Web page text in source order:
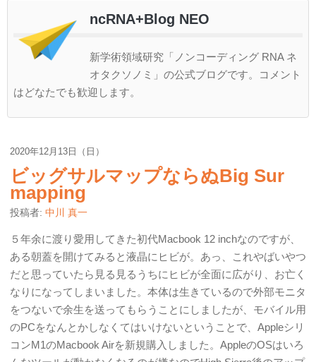
ncRNA+Blog NEO
新学術領域研究「ノンコーディング RNA ネ
オタクソノミ」の公式ブログです。コメント
はどなたでも歓迎します。
2020年12月13日（日）
ビッグサルマップならぬBig Sur
mapping
投稿者: 中川 真一
５年余に渡り愛用してきた初代Macbook 12 inchなのですが、
ある朝蓋を開けてみると液晶にヒビが。あっ、これやばいやつ
だと思っていたら見る見るうちにヒビが全面に広がり、お亡く
なりになってしまいました。本体は生きているので外部モニタ
をつないで余生を送ってもらうことにしましたが、モバイル用
のPCをなんとかしなくてはいけないということで、Appleシリ
コンM1のMacbook Airを新規購入しました。AppleのOSはいろ